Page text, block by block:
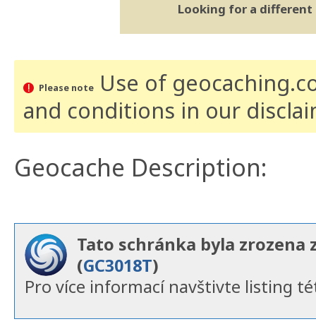
Looking for a different
Please noteUse of
and conditions in our
Geocache Description:
Tato schránka byla zrozena
(GC3018T)
Pro více informací navštivte listing